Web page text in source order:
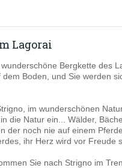
Lagorai
Bergkette des
Boden, und Sie werden
im wunderschönen
die Natur ein... Wälder,
der noch nie auf einem
ihr Herz wird vor Freude
Sie nach Strigno im